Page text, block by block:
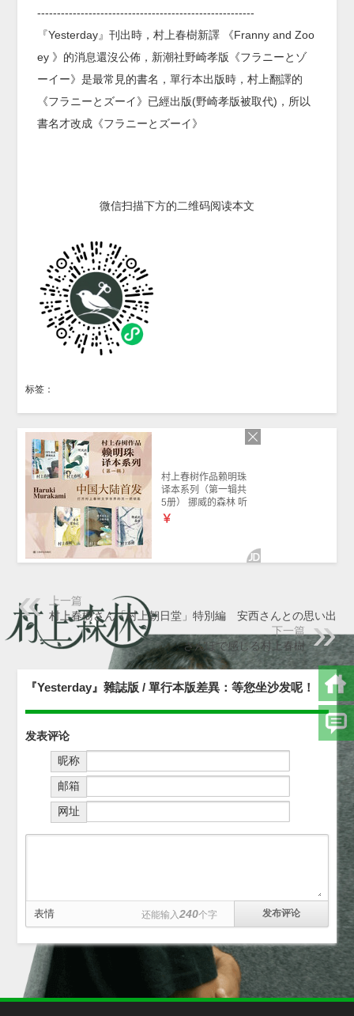
-------------------------------------------------------
『Yesterday』刊出時，村上春樹新譯 《Franny and Zoo
ey 》的消息還沒公佈，新潮社野崎孝版《フラニーとゾ
ーイー》是最常見的書名，單行本出版時，村上翻譯的
《フラニーとズーイ》已經出版(野崎孝版被取代)，所以
書名才改成《フラニーとズーイ》
微信扫描下方的二维码阅读本文
标签：
上一篇
村上春樹さん「村上朝日堂」特別編 安西さんとの思い出
下一篇
さんぽで感じる村上春樹
『Yesterday』雜誌版 / 單行本版差異：等您坐沙发呢！
发表评论
昵称
邮箱
网址
表情 还能输入 240个字